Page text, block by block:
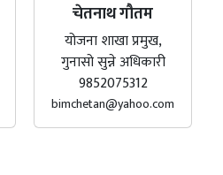
चेतनाथ गौतम
योजना शाखा प्रमुख,
गुनासो सुन्ने अधिकारी
9852075312
bimchetan@yahoo.com